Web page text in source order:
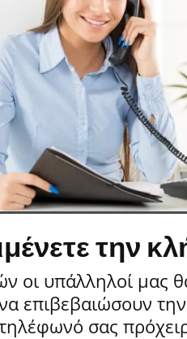
την
οι υπάλληλοί μας
επιβεβαιώσουν
σας